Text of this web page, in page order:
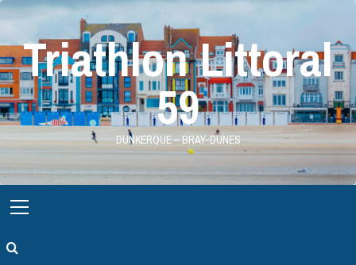
Skip
contentTriathlon Littoral
59
DUNKERQUE – BRAY-DUNES
Menu